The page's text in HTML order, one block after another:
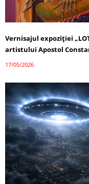
Vernisajul expoziției
artistului Apostol
17/05/2026